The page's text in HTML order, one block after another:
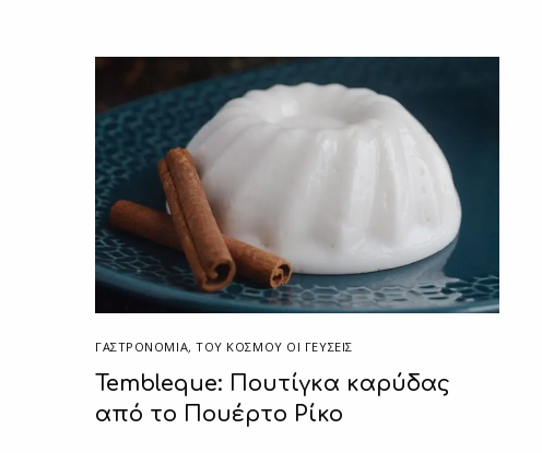
ΓΑΣΤΡΟΝΟΜΙΑ,ΤΟΥ ΚΌΣΜΟΥ ΟΙ ΓΕΎΣΕΙΣ
Tembleque: Πουτίγκα καρύδας
από το Πουέρτο Ρίκο